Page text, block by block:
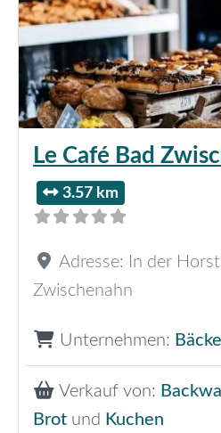
Le Café Bad
3.57 km
Adresse: In der
Zwischenahn
Unternehmen:
Verkauf von:
Brot und Kuchen